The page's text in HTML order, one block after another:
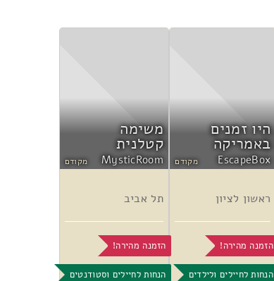
היו זמנים
באמריקה
EscapeBox מקודם
ראשון לציון
הזמנה מהירה!
הנחות לחיילים ולילדים
משימה
קטלנית
MysticRoom מקודם
תל אביב
הזמנה מהירה!
הנחות לחיילים וסטודנטים